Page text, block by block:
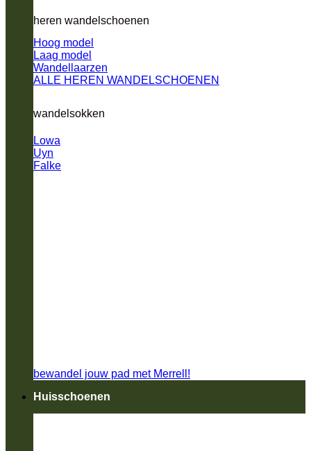
heren wandelschoenen
Hoog model
Laag model
Wandellaarzen
ALLE HEREN WANDELSCHOENEN
wandelsokken
Lowa
Uyn
Falke
bewandel jouw pad met Merrell!
Huisschoenen